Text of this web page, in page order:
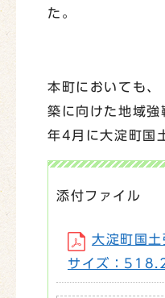
た。
本町においても
築に向けた地域
年4月に大淀町国
添付ファイル
大淀町国
サイズ：